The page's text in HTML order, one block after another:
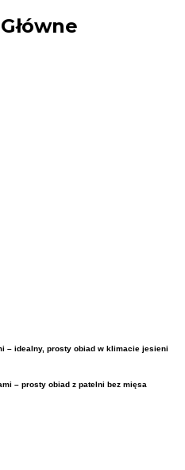
– idealny, prosty obiad w klimacie jesieni
– prosty obiad z patelni bez mięsa